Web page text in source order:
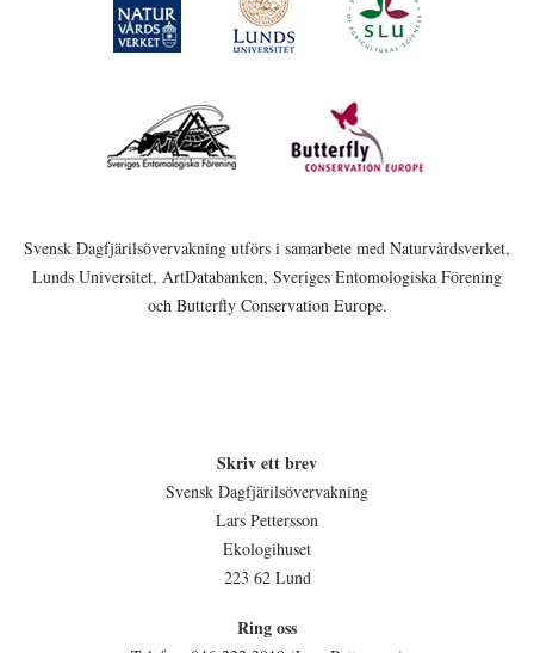
Svensk Dagfjärilsövervakning utförs i samarbete med Naturvårdsverket,
Lunds Universitet, ArtDatabanken, Sveriges Entomologiska Förening
och Butterfly Conservation Europe.
Skriv ett brev
Svensk Dagfjärilsövervakning
Lars Pettersson
Ekologihuset
223 62 Lund
Ring oss